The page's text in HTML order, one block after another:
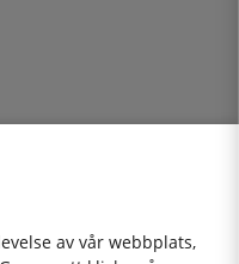
av vår webbplats,